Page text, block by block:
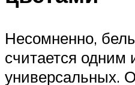
Несомненно,
считается одним
универсальных.